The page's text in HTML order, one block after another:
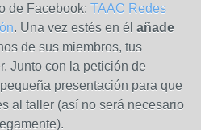
de Facebook: TAAC Redes
. Una vez estés en él añade
de sus miembros, tus
Junto con la petición de
presentación para que
al taller (así no será necesario